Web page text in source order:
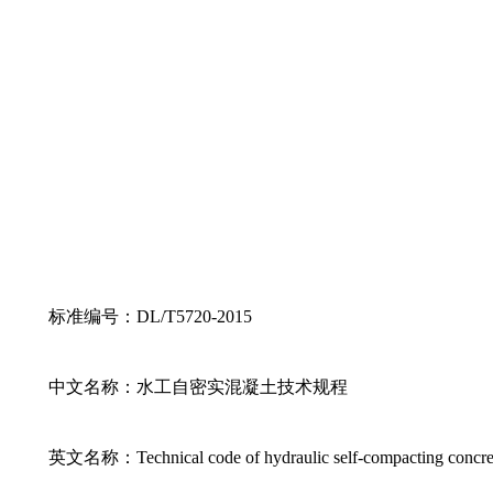
标准编号：DL/T5720-2015
中文名称：水工自密实混凝土技术规程
英文名称：Technical code of hydraulic self-compacting